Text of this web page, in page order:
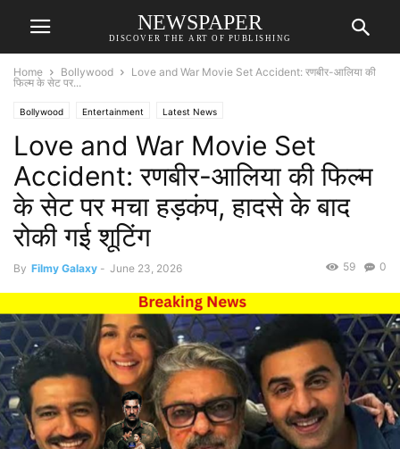
NEWSPAPER
DISCOVER THE ART OF PUBLISHING
Home Bollywood
Love and War Movie Set Accident: रणबीर-आलिया की
फिल्म के सेट पर...
Bollywood Entertainment Latest News
Love and War Movie Set
Accident: रणबीर-आलिया की फिल्म
के सेट पर मचा हड़कंप, हादसे के बाद
रोकी गई शूटिंग
By Filmy Galaxy - June 23, 2026 0
59